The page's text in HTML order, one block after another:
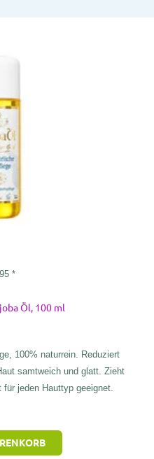
*
Öl, 100 ml
100% naturrein. Reduziert
samtweich und glatt. Zieht
jeden Hauttyp geeignet.